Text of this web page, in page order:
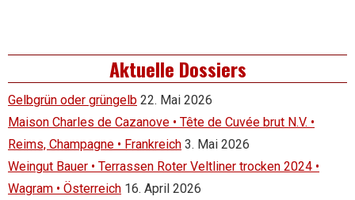
Aktuelle Dossiers
Gelbgrün oder grüngelb 22. Mai 2026
Maison Charles de Cazanove • Tête de Cuvée brut N.V. •
Reims, Champagne • Frankreich 3. Mai 2026
Weingut Bauer • Terrassen Roter Veltliner trocken 2024 •
Wagram • Österreich 16. April 2026